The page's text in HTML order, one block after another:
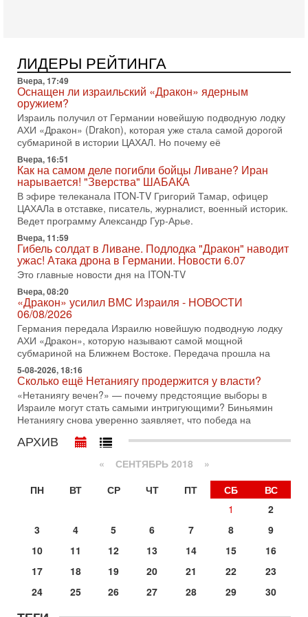
Тайны закрытых дверей: о чём на самом деле
молчат Трамп и Нетаньяху?
Недавний визит премьер-министра Израиля Биньямина
Нетаньяху в США и его встреча с Дональдом Трампом
оставили больше вопросов, чем ответов. Полная
31-07-2026, 15:18
Иран готовит покушение на Нетаниягу! Трамп не
хочет эскалации, но КСИР готовит взрыв!
В эфире телеканала ITON-TV СЕРГЕЙ МИГДАЛЬ, эксперт
по вопросам безопасности, офицер запаса
Международного управления полиции Израиля, автор
31-07-2026, 09:02
Битва за разоружение ХАМАСа - НОВОСТИ
31/07/2026
Сегодня президент США Дональд Трамп заявил о
достижении исторического соглашения о полном
разоружении ХАМАСа и других вооруженных группировок в
30-07-2026, 17:59
Иран доведет Трампа до крайних мер? Разбор и
оценка от военного обозревателя Давида Шарпа
Ситуация вокруг противостояния Ирана и США накаляется
с каждым днем. Почему Трамп в самый последний момент
отменил решение о нанесении тяжелых ударов
30-07-2026, 16:54
Покупатель авиакомпании «Аркия» намерен
запретить полеты по субботам!
Вокруг возможной продажи авиакомпании «Аркия»
разгорается громкий конфликт.
30-07-2026, 08:16
Трамп готовит удар по Ирану - НОВОСТИ 30/07/2026
Президент США Дональд Трамп сегодня рассматривает
возможность масштабной военной операции против Ирана
после ракетной атаки на американскую базу в
Израиль меняет курс
В эфире телеканала ITON-TV политолог Цви Маген,
АМАН, глава спецслужбы "Натив", ‎Чрезвычайный и
Вчера, 17:49
ЛИДЕРЫ РЕЙТИНГА
Вчера, 17:49
Оснащен ли израильский «Дракон» ядерным
оружием?
Израиль получил от Германии новейшую подводную лодку
АХИ «Дракон» (Drakon), которая уже стала самой дорогой
субмариной в истории ЦАХАЛ. Но почему её
Вчера, 16:51
Как на самом деле погибли бойцы Ливане? Иран
нарывается! "Зверства" ШАБАКА
В эфире телеканала ITON-TV Григорий Тамар, офицер
ЦАХАЛа в отставке, писатель, журналист, военный историк.
Ведет программу Александр Гур-Арье.
Вчера, 11:59
Гибель солдат в Ливане. Подлодка "Дракон" наводит
ужас! Атака дрона в Германии. Новости 6.07
Это главные новости дня на ITON-TV
Вчера, 08:20
«Дракон» усилил ВМС Израиля - НОВОСТИ
06/08/2026
Германия передала Израилю новейшую подводную лодку
АХИ «Дракон», которую называют самой мощной
субмариной на Ближнем Востоке. Передача прошла на
5-08-2026, 18:16
Сколько ещё Нетаниягу продержится у власти?
«Нетаниягу вечен?» — почему предстоящие выборы в
Израиле могут стать самыми интригующими? Биньямин
Нетаниягу снова уверенно заявляет, что победа на
АРХИВ
« СЕНТЯБРЬ 2018 »
ПН
ВТ СР ЧТ ПТ СБ
ВС
1
2
3
4 5 6 7 8
9
10
11 12 13 14 15
16
17
18 19 20 21 22
23
24
25 26 27 28 29 30